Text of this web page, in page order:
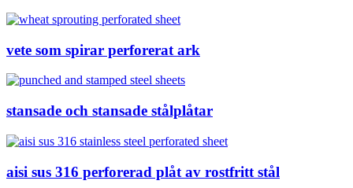
vete som spirar perforerat ark
stansade och stansade stålplåtar
aisi sus 316 perforerad plåt av rostfritt stål